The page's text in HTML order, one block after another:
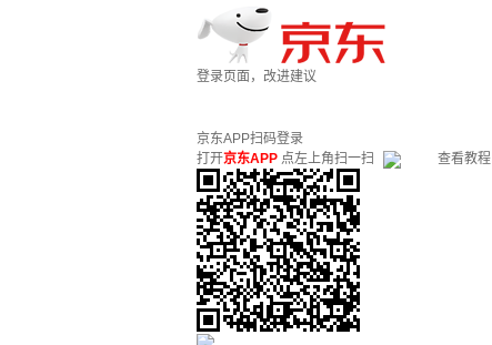
登录页面，改进建议
京东APP扫码登录
打开京东APP 点左上角扫一扫 查看教程